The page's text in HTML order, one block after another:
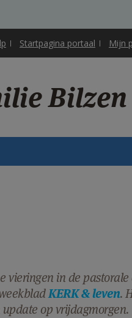
Startpagina portaal Mijn
Bilzen
vieringen in de
KERK & leven.
op vrijdagmorgen.